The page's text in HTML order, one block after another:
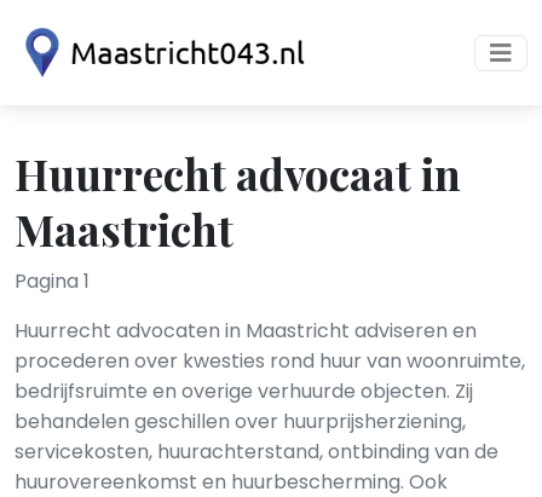
Huurrecht advocaat in
Maastricht
Pagina 1
Huurrecht advocaten in Maastricht adviseren en
procederen over kwesties rond huur van woonruimte,
bedrijfsruimte en overige verhuurde objecten. Zij
behandelen geschillen over huurprijsherziening,
servicekosten, huurachterstand, ontbinding van de
huurovereenkomst en huurbescherming. Ook